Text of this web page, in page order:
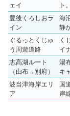
ェイ
ト
豊後くろしおラ
イン
海
静
ぐるっとくじゅ
う周遊道路
く
イ
志高湖ルート
（由布→別府）
湯
キ
波当津海岸エリ
ア
国
岸